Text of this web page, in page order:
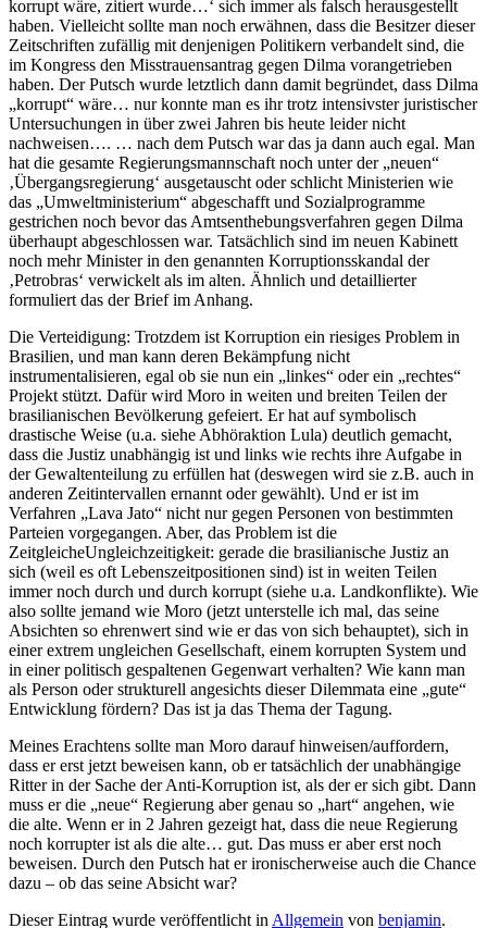
korrupt wäre, zitiert wurde…‘ sich immer als falsch herausgestellt
haben. Vielleicht sollte man noch erwähnen, dass die Besitzer dieser
Zeitschriften zufällig mit denjenigen Politikern verbandelt sind, die
im Kongress den Misstrauensantrag gegen Dilma vorangetrieben
haben. Der Putsch wurde letztlich dann damit begründet, dass Dilma
„korrupt“ wäre… nur konnte man es ihr trotz intensivster juristischer
Untersuchungen in über zwei Jahren bis heute leider nicht
nachweisen…. … nach dem Putsch war das ja dann auch egal. Man
hat die gesamte Regierungsmannschaft noch unter der „neuen“
‚Übergangsregierung‘ ausgetauscht oder schlicht Ministerien wie
das „Umweltministerium“ abgeschafft und Sozialprogramme
gestrichen noch bevor das Amtsenthebungsverfahren gegen Dilma
überhaupt abgeschlossen war. Tatsächlich sind im neuen Kabinett
noch mehr Minister in den genannten Korruptionsskandal der
‚Petrobras‘ verwickelt als im alten. Ähnlich und detaillierter
formuliert das der Brief im Anhang.
Die Verteidigung: Trotzdem ist Korruption ein riesiges Problem in
Brasilien, und man kann deren Bekämpfung nicht
instrumentalisieren, egal ob sie nun ein „linkes“ oder ein „rechtes“
Projekt stützt. Dafür wird Moro in weiten und breiten Teilen der
brasilianischen Bevölkerung gefeiert. Er hat auf symbolisch
drastische Weise (u.a. siehe Abhöraktion Lula) deutlich gemacht,
dass die Justiz unabhängig ist und links wie rechts ihre Aufgabe in
der Gewaltenteilung zu erfüllen hat (deswegen wird sie z.B. auch in
anderen Zeitintervallen ernannt oder gewählt). Und er ist im
Verfahren „Lava Jato“ nicht nur gegen Personen von bestimmten
Parteien vorgegangen. Aber, das Problem ist die
ZeitgleicheUngleichzeitigkeit: gerade die brasilianische Justiz an
sich (weil es oft Lebenszeitpositionen sind) ist in weiten Teilen
immer noch durch und durch korrupt (siehe u.a. Landkonflikte). Wie
also sollte jemand wie Moro (jetzt unterstelle ich mal, das seine
Absichten so ehrenwert sind wie er das von sich behauptet), sich in
einer extrem ungleichen Gesellschaft, einem korrupten System und
in einer politisch gespaltenen Gegenwart verhalten? Wie kann man
als Person oder strukturell angesichts dieser Dilemmata eine „gute“
Entwicklung fördern? Das ist ja das Thema der Tagung.
Meines Erachtens sollte man Moro darauf hinweisen/auffordern,
dass er erst jetzt beweisen kann, ob er tatsächlich der unabhängige
Ritter in der Sache der Anti-Korruption ist, als der er sich gibt. Dann
muss er die „neue“ Regierung aber genau so „hart“ angehen, wie
die alte. Wenn er in 2 Jahren gezeigt hat, dass die neue Regierung
noch korrupter ist als die alte… gut. Das muss er aber erst noch
beweisen. Durch den Putsch hat er ironischerweise auch die Chance
dazu – ob das seine Absicht war?
Dieser Eintrag wurde veröffentlicht in Allgemein von benjamin.